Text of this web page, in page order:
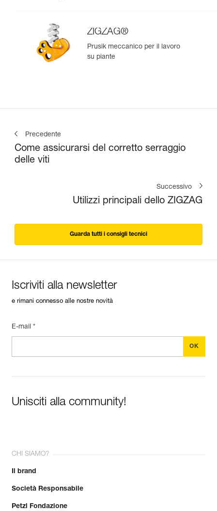
ZIGZAG®
Prusik meccanico per il lavoro
su piante
Precedente
Come assicurarsi del corretto serraggio
delle viti
Successivo
Utilizzi principali dello ZIGZAG
Guarda tutti i consigli tecnici
Iscriviti alla newsletter
e rimani connesso alle nostre novità
E-mail *
Unisciti alla community!
CHI SIAMO?
Il brand
Società Responsabile
Petzl Fondazione